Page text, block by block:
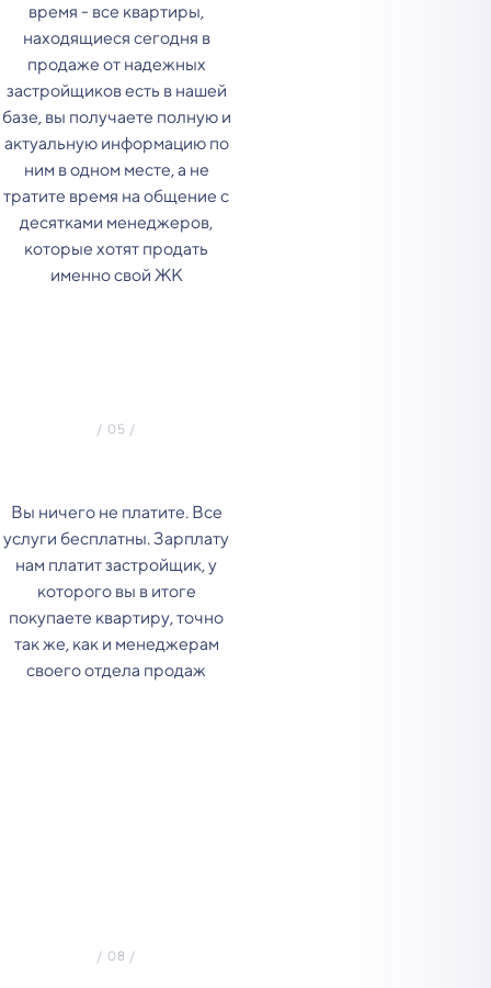
время - все квартиры,
находящиеся сегодня в
продаже от надежных
застройщиков есть в нашей
базе, вы получаете полную и
актуальную информацию по
ним в одном месте, а не
тратите время на общение с
десятками менеджеров,
которые хотят продать
именно свой ЖК
Вы ничего не платите. Все
услуги бесплатны. Зарплату
нам платит застройщик, у
которого вы в итоге
покупаете квартиру, точно
так же, как и менеджерам
своего отдела продаж